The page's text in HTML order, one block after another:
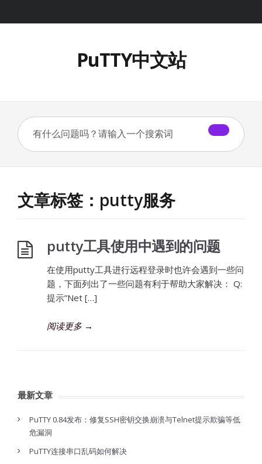
PuTTY中文站
文章标签：putty服务
putty工具使用中遇到的问题
在使用putty工具进行远程登录时也许会遇到一些问
题，下面列出了一些问题有利于帮助大家解决： Q:
提示”Net […]
阅读更多 →
最新文章
PuTTY 0.84发布：修复SSH密钥交换崩溃与Telnet提示欺骗等低
危漏洞
PuTTY连接串口乱码如何解决